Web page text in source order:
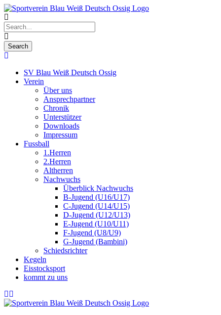
SV Blau Weiß Deutsch Ossig
Verein
Über uns
Ansprechpartner
Chronik
Unterstützer
Downloads
Impressum
Fussball
1.Herren
2.Herren
Altherren
Nachwuchs
Überblick Nachwuchs
B-Jugend (U16/U17)
C-Jugend (U14/U15)
D-Jugend (U12/U13)
E-Jugend (U10/U11)
F-Jugend (U8/U9)
G-Jugend (Bambini)
Schiedsrichter
Kegeln
Eisstocksport
kommt zu uns